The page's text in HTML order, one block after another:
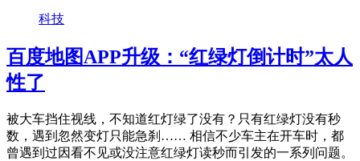
科技
百度地图APP升级：“红绿灯倒计时”太人
性了
被大车挡住视线，不知道红灯绿了没有？只有红绿灯没有秒
数，遇到忽然变灯只能急刹…… 相信不少车主在开车时，都
曾遇到过因看不见或没注意红绿灯读秒而引发的一系列问题。